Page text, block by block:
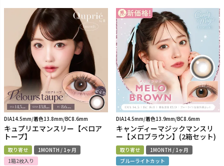
DIA14.5mm/着色13.8mm/BC8.6mm
キュプリエマンスリー【ベロア
トープ】
取り寄せ
1MONTH / 1ヶ月
1箱2枚入り
DIA14.5mm/着色13.9mm/BC8.6mm
キャンディーマジックマンスリ
ー【メロブラウン】(2箱セット)
取り寄せ
1MONTH / 1ヶ月
ブルーライトカット